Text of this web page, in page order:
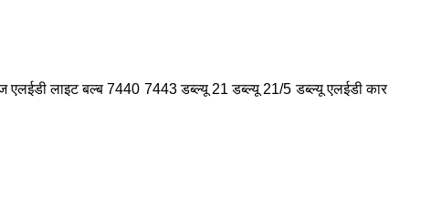
लाइट बल्ब 7440 7443 डब्ल्यू 21 डब्ल्यू 21/5 डब्ल्यू एलईडी कार